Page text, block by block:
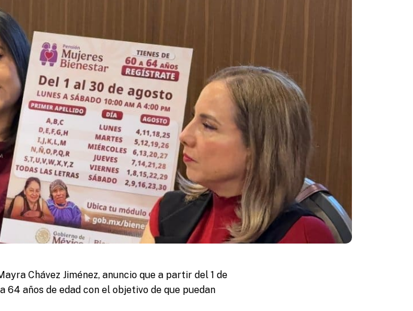
Chávez Jiménez, anuncio que a partir del 1 de
años de edad con el objetivo de que puedan